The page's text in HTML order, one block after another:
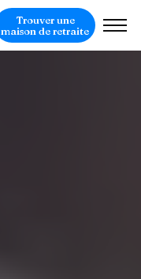
Trouver une
maison de retraite